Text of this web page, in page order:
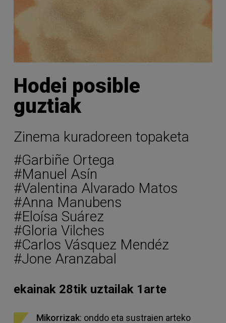
Hodei posible
guztiak
Zinema kuradoreen topaketa
#Garbiñe Ortega
#Manuel Asín
#Valentina Alvarado Matos
#Anna Manubens
#Eloísa Suárez
#Gloria Vilches
#Carlos Vásquez Mendéz
#Jone Aranzabal
ekainak 28tik uztailak 1arte
Mikorrizak: onddo eta sustraien arteko